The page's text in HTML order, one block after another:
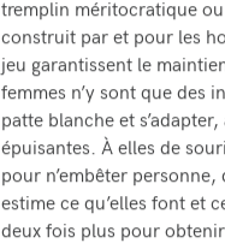
tremplin méritocratique
construit par et pour les
jeu garantissent le
femmes n’y sont que des
patte blanche et
épuisantes. À elles de
pour n’embêter
estime ce qu’elles font et
deux fois plus pour